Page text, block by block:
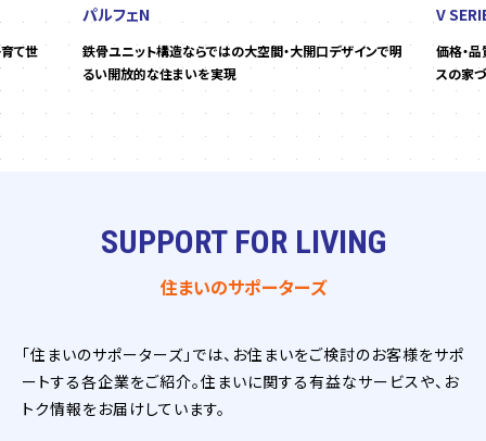
て世
パルフェN
鉄骨ユニット構造ならではの大空間・大開口デザインで明
るい開放的な住まいを実現
V
価格・
スの家
SUPPORT FOR LIVING
住まいのサポーターズ
「住まいのサポーターズ」では、お住まいをご検討のお客様をサポ
ートする各企業をご紹介。住まいに関する有益なサービスや、お
トク情報をお届けしています。